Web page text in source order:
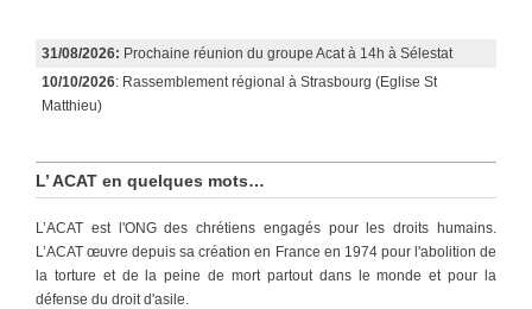
31/08/2026: Prochaine réunion du groupe Acat à 14h à Sélestat
10/10/2026: Rassemblement régional à Strasbourg (Eglise St
Matthieu)
L’ ACAT en quelques mots…
L’ACAT est l'ONG des chrétiens engagés pour les droits humains.
L’ACAT œuvre depuis sa création en France en 1974 pour l'abolition de
la torture et de la peine de mort partout dans le monde et pour la
défense du droit d'asile.